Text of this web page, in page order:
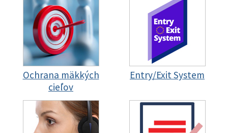
Ochrana mäkkých
cieľov
Entry/Exit System